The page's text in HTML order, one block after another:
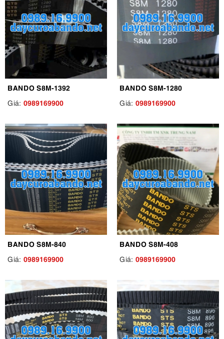
BANDO S8M-1392
Giá: 0989169900
BANDO S8M-1280
Giá: 0989169900
BANDO S8M-840
Giá: 0989169900
BANDO S8M-408
Giá: 0989169900